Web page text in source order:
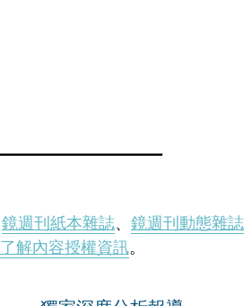
鏡週刊紙本雜誌、 鏡週刊動態雜誌
了解內容授權資訊。